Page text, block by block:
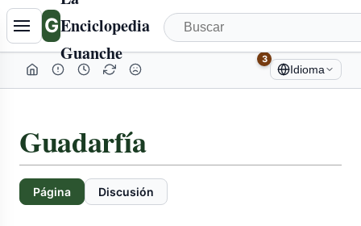
GEnciclopedia
Guanche
3
Idioma
Guadarfía
Página Discusión
Tabla
de
contenidos
colapsada